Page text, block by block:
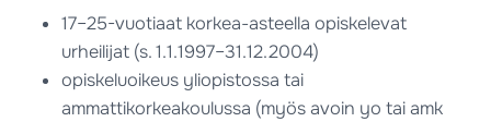
17–25-vuotiaat korkea-asteella opiskelevat
urheilijat (s. 1.1.1997–31.12.2004)
opiskeluoikeus yliopistossa tai
ammattikorkeakoulussa (myös avoin yo tai amk